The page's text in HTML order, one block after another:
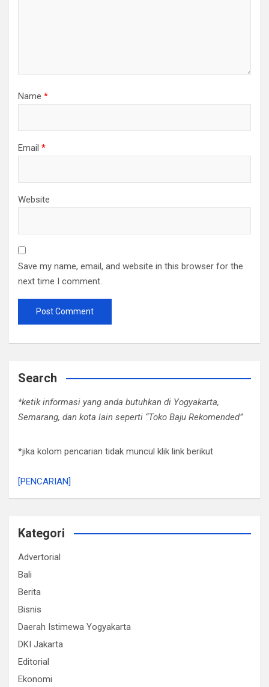
Name *
Email *
Website
Save my name, email, and website in this browser for the
next time I comment.
Search
*ketik informasi yang anda butuhkan di Yogyakarta,
Semarang, dan kota lain seperti “Toko Baju Rekomended”
*jika kolom pencarian tidak muncul klik link berikut
[PENCARIAN]
Kategori
Advertorial
Bali
Berita
Bisnis
Daerah Istimewa Yogyakarta
DKI Jakarta
Editorial
Ekonomi